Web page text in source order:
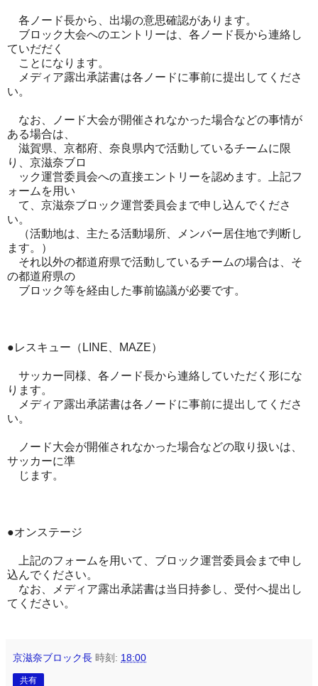
各ノード長から、出場の意思確認があります。
ブロック大会へのエントリーは、各ノード長から連絡し
ていだだく
ことになります。
メディア露出承諾書は各ノードに事前に提出してくださ
い。
なお、ノード大会が開催されなかった場合などの事情が
ある場合は、
滋賀県、京都府、奈良県内で活動しているチームに限
り、京滋奈ブロ
ック運営委員会への直接エントリーを認めます。上記フ
ォームを用い
て、京滋奈ブロック運営委員会まで申し込んでくださ
い。
（活動地は、主たる活動場所、メンバー居住地で判断し
ます。）
それ以外の都道府県で活動しているチームの場合は、そ
の都道府県の
ブロック等を経由した事前協議が必要です。
●レスキュー（LINE、MAZE）
サッカー同様、各ノード長から連絡していただく形にな
ります。
メディア露出承諾書は各ノードに事前に提出してくださ
い。
ノード大会が開催されなかった場合などの取り扱いは、
サッカーに準
じます。
●オンステージ
上記のフォームを用いて、ブロック運営委員会まで申し
込んでください。
なお、メディア露出承諾書は当日持参し、受付へ提出し
てください。
京滋奈ブロック長 時刻: 18:00
共有